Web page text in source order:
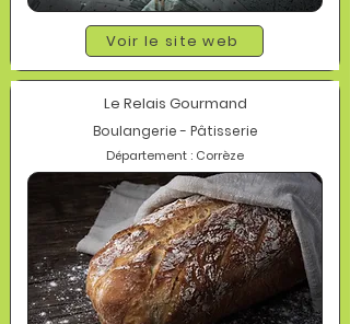
Voir le site web
Le Relais Gourmand
Boulangerie - Pâtisserie
Département : Corrèze